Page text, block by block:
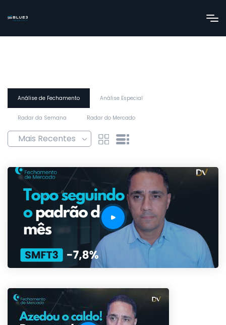
Análise de Fechamento Análise Especial
Radar da Semana Radar do Mercado